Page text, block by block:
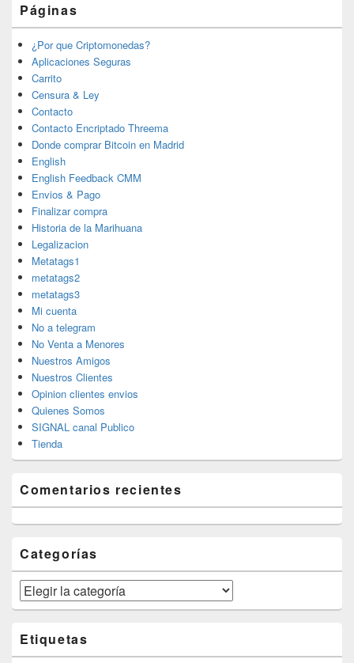
Páginas
¿Por que Criptomonedas?
Aplicaciones Seguras
Carrito
Censura & Ley
Contacto
Contacto Encriptado Threema
Donde comprar Bitcoin en Madrid
English
English Feedback CMM
Envios & Pago
Finalizar compra
Historia de la Marihuana
Legalizacion
Metatags1
metatags2
metatags3
Mi cuenta
No a telegram
No Venta a Menores
Nuestros Amigos
Nuestros Clientes
Opinion clientes envios
Quienes Somos
SIGNAL canal Publico
Tienda
Comentarios recientes
Categorías
Categorías
Etiquetas